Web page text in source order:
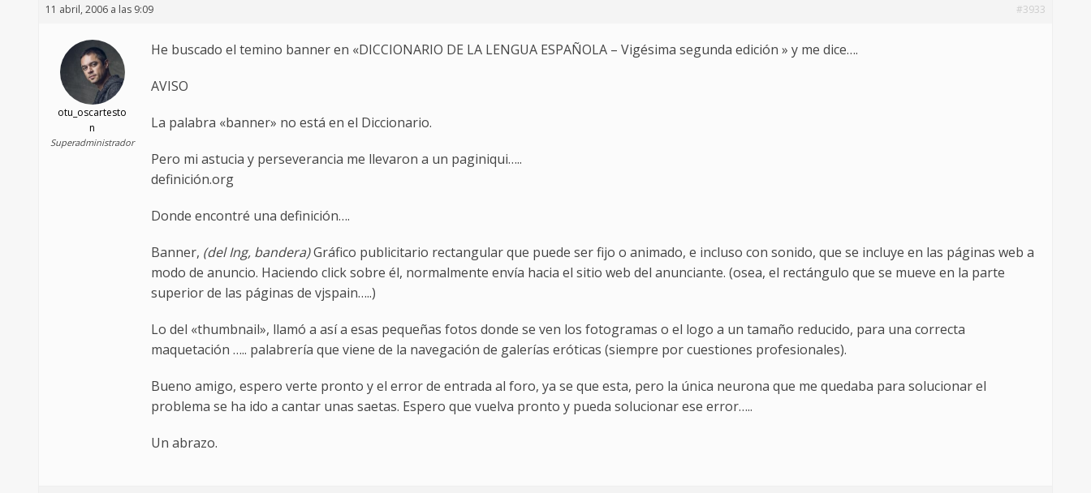
11 abril, 2006 a las 9:09 #3933
otu_oscartesto
n
Superadministrador
He buscado el temino banner en «DICCIONARIO DE LA LENGUA ESPAÑOLA – Vigésima segunda edición » y me dice….
AVISO
La palabra «banner» no está en el Diccionario.
Pero mi astucia y perseverancia me llevaron a un paginiqui…..
definición.org
Donde encontré una definición….
Banner, (del Ing, bandera)Gráfico publicitario rectangular que puede ser fijo o animado, e incluso con sonido, que se incluye en las páginas web a
modo de anuncio. Haciendo click sobre él, normalmente envía hacia el sitio web del anunciante. (osea, el rectángulo que se mueve en la parte
superior de las páginas de vjspain…..)
Lo del «thumbnail», llamó a así a esas pequeñas fotos donde se ven los fotogramas o el logo a un tamaño reducido, para una correcta
maquetación ….. palabrería que viene de la navegación de galerías eróticas (siempre por cuestiones profesionales).
Bueno amigo, espero verte pronto y el error de entrada al foro, ya se que esta, pero la única neurona que me quedaba para solucionar el
problema se ha ido a cantar unas saetas. Espero que vuelva pronto y pueda solucionar ese error…..
Un abrazo.